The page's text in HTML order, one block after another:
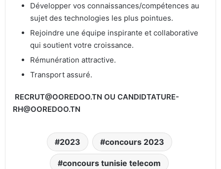
Développer vos connaissances/compétences au
sujet des technologies les plus pointues.
Rejoindre une équipe inspirante et collaborative
qui soutient votre croissance.
Rémunération attractive.
Transport assuré.
RECRUT@OOREDOO.TN OU CANDIDTATURE-
RH@OOREDOO.TN
2023 concours 2023
concours tunisie telecom